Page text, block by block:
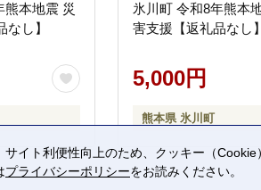
熊本地震 災
し】
氷川町 令和8年熊本
害支援【返礼品なし】
5,000円
熊本県 氷川町
サイト利便性向上のため、クッキー（
プライバシーポリシーをお読みください。